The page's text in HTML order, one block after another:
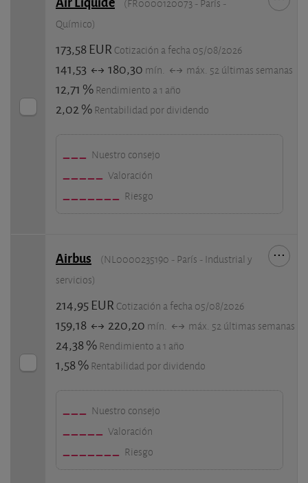
(FR0000120073 - París -
Químico)
173,58 EUR Cotización a fecha 05/08/2026
141,53 180,30 mín. máx. 52 últimas semanas
12,71 % Rendimiento a 1 año
2,02 % Rentabilidad por dividendo
Nuestro consejo
Valoración
Riesgo
Airbus
(NL0000235190 - París - Industrial y
servicios)
214,95 EUR Cotización a fecha 05/08/2026
159,18 220,20 mín. máx. 52 últimas semanas
24,38 % Rendimiento a 1 año
1,58 % Rentabilidad por dividendo
Nuestro consejo
Valoración
Riesgo